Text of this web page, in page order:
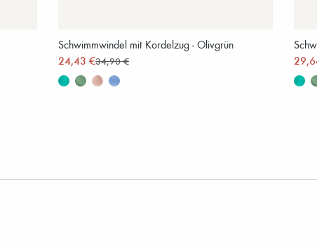
Schwimmwindel mit Kordelzug - Olivgrün
24,43 €34,90 €